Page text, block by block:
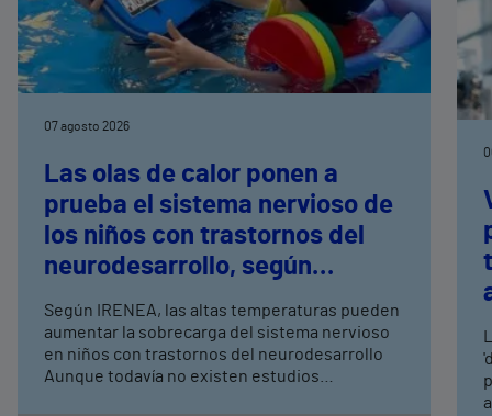
07 agosto 2026
Las olas de calor ponen a
prueba el sistema nervioso de
los niños con trastornos del
neurodesarrollo, según
neurorrehabilitación
pediátrica de Vithas
Según IRENEA, las altas temperaturas pueden
aumentar la sobrecarga del sistema nervioso
en niños con trastornos del neurodesarrollo
Aunque todavía no existen estudios